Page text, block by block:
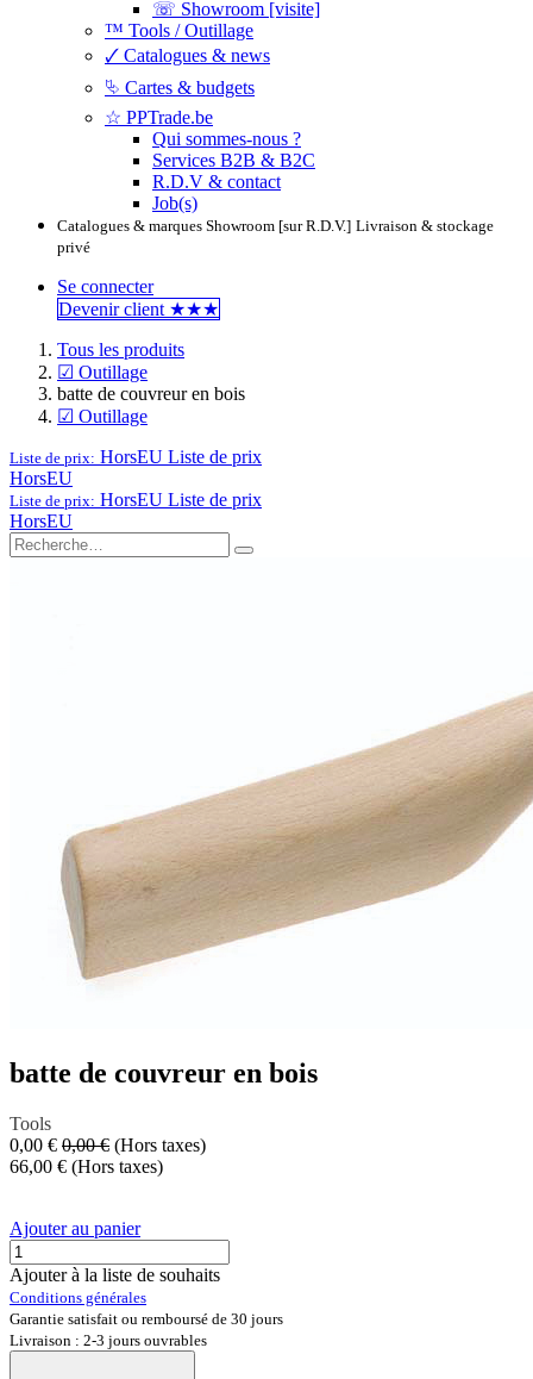
☏ Showroom [visite]
™ Tools / Outillage
🗸 Catalogues & news
⮱ Cartes & budgets
☆ PPTrade.be
Qui sommes-nous ?
Services B2B & B2C
R.D.V & contact
Job(s)
Catalogues & marques Showroom [sur R.D.V.] Livraison & stockage
privé
Se connecter
Devenir clie​​​​​​nt ★★★
Tous les produits
☑ Outillage
batte de couvreur en bois
☑ Outillage
Liste de prix: HorsEU Liste de prix
HorsEU
Liste de prix: HorsEU Liste de prix
HorsEU
batte de couvreur en bois
Tools
0,00 € 0,00€ (Hors taxes)
66,00 € (Hors taxes)
Ajouter au panier
Ajouter à la liste de souhaits
Conditions générales
Garantie satisfait ou remboursé de 30 jours
Livraison : 2-3 jours ouvrables